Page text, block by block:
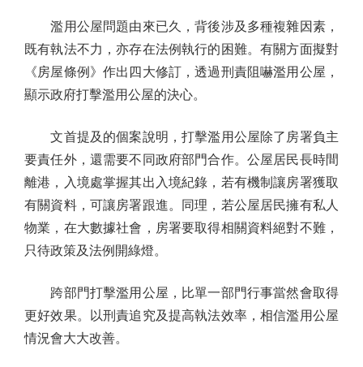
濫用公屋問題由來已久，背後涉及多種複雜因素，
既有執法不力，亦存在法例執行的困難。有關方面擬對
《房屋條例》作出四大修訂，透過刑責阻嚇濫用公屋，
顯示政府打擊濫用公屋的決心。
文首提及的個案說明，打擊濫用公屋除了房署負主
要責任外，還需要不同政府部門合作。公屋居民長時間
離港，入境處掌握其出入境紀錄，若有機制讓房署獲取
有關資料，可讓房署跟進。同理，若公屋居民擁有私人
物業，在大數據社會，房署要取得相關資料絕對不難，
只待政策及法例開綠燈。
跨部門打擊濫用公屋，比單一部門行事當然會取得
更好效果。以刑責追究及提高執法效率，相信濫用公屋
情況會大大改善。